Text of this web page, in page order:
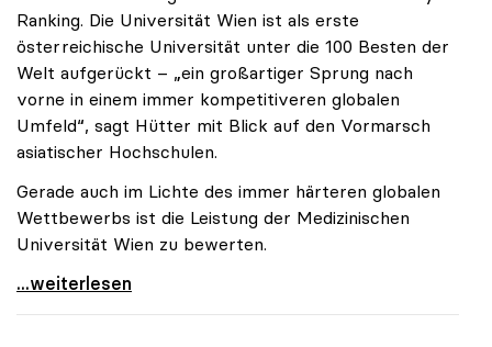
Ranking. Die Universität Wien ist als erste
österreichische Universität unter die 100 Besten der
Welt aufgerückt – „ein großartiger Sprung nach
vorne in einem immer kompetitiveren globalen
Umfeld“, sagt Hütter mit Blick auf den Vormarsch
asiatischer Hochschulen.
Gerade auch im Lichte des immer härteren globalen
Wettbewerbs ist die Leistung der Medizinischen
Universität Wien zu bewerten.
„Top-Rankingplätze heimischer Universitäten geben
...weiterlesen